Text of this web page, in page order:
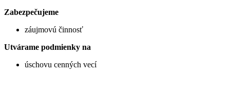
Zabezpečujeme
záujmovú činnosť
Utvárame podmienky na
úschovu cenných vecí